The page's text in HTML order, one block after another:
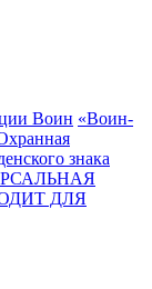
Воин «Воин-
знака
ДЛЯ